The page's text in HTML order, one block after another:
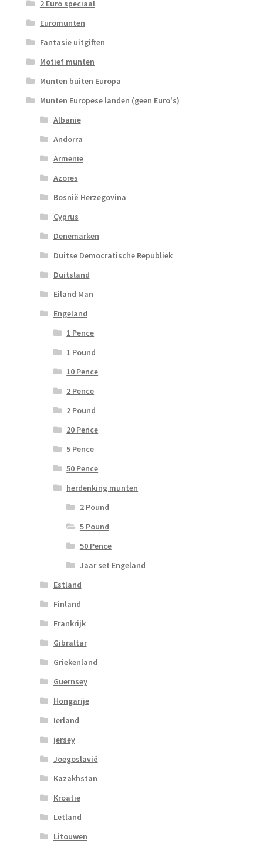
2 Euro speciaal
Euromunten
Fantasie uitgiften
Motief munten
Munten buiten Europa
Munten Europese landen (geen Euro's)
Albanie
Andorra
Armenie
Azores
Bosnië Herzegovina
Cyprus
Denemarken
Duitse Democratische Republiek
Duitsland
Eiland Man
Engeland
1 Pence
1 Pound
10 Pence
2 Pence
2 Pound
20 Pence
5 Pence
50 Pence
herdenking munten
2 Pound
5 Pound
50 Pence
Jaar set Engeland
Estland
Finland
Frankrijk
Gibraltar
Griekenland
Guernsey
Hongarije
Ierland
jersey
Joegoslavië
Kazakhstan
Kroatie
Letland
Litouwen